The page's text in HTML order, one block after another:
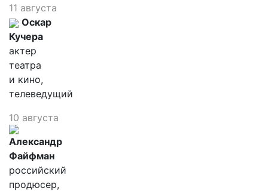
11 августа
Оскар
Кучера
актер
театра
и кино,
телеведущий
10 августа
Александр
Файфман
российский
продюсер,